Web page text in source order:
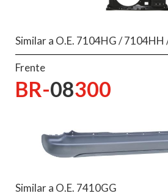
Similar a O.E. 7104HG / 7104HH
Frente
BR-08300
Similar a O.E. 7410GG